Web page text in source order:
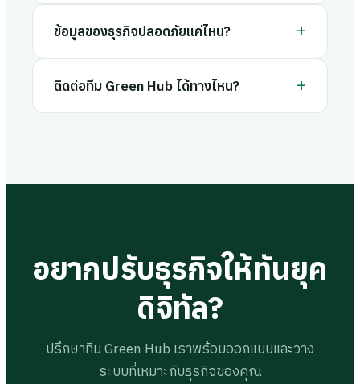
ข้อมูลของธุรกิจปลอดภัยแค่ไหน? +
ติดต่อทีม Green Hub ได้ทางไหน? +
อยากปรับธุรกิจให้ทันยุค
ดิจิทัล?
ปรึกษาทีม Green Hub เราพร้อมออกแบบและวาง
ระบบที่เหมาะกับธุรกิจของคุณ